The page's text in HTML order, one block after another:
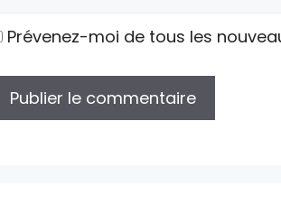
Prévenez-moi de tous les